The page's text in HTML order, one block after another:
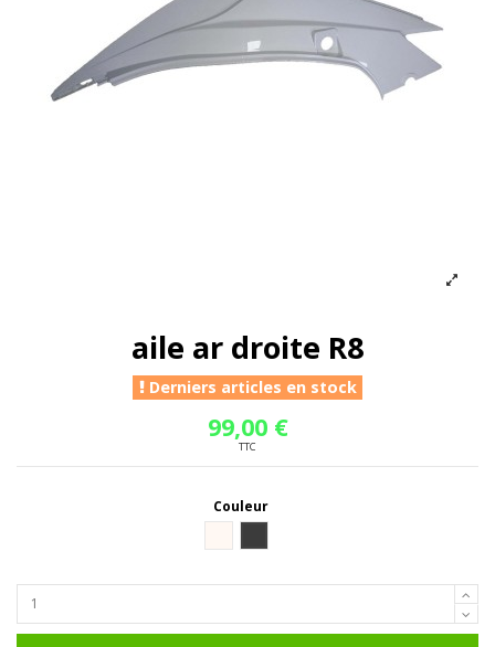
aile ar droite R8
Derniers articles en stock
99,00 €
TTC
Couleur